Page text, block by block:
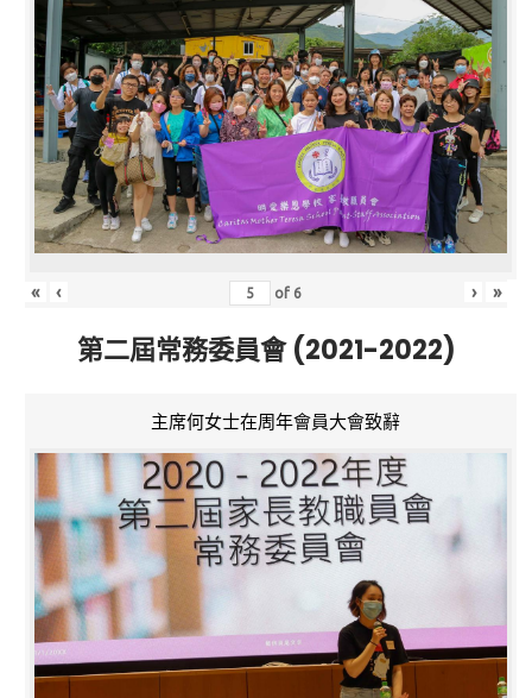
« ‹ of 6 › »
第二屆常務委員會 (2021-2022)
主席何女士在周年會員大會致辭